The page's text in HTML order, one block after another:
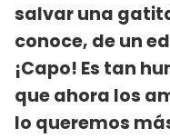
salvar una
conoce, de un
¡Capo! Es tan
que ahora los
lo queremos